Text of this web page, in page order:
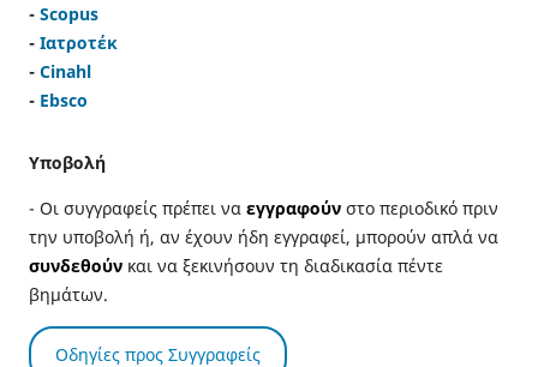
- Scopus
- Ιατροτέκ
- Cinahl
- Ebsco
Υποβολή
- Οι συγγραφείς πρέπει να εγγραφούν στο περιοδικό πριν
την υποβολή ή, αν έχουν ήδη εγγραφεί, μπορούν απλά να
συνδεθούνκαι να ξεκινήσουν τη διαδικασία πέντε
βημάτων.
Οδηγίες προς Συγγραφείς